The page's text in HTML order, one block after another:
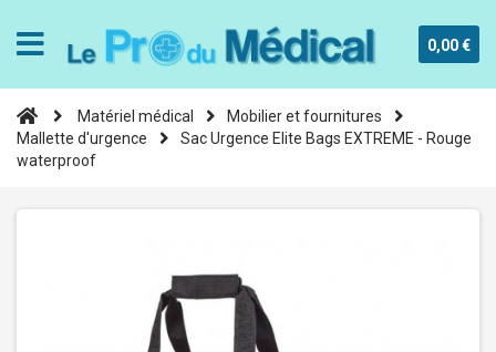
0,00 €
Matériel médical
Mobilier et fournitures
Mallette d'urgence
Sac Urgence Elite Bags EXTREME - Rouge
waterproof